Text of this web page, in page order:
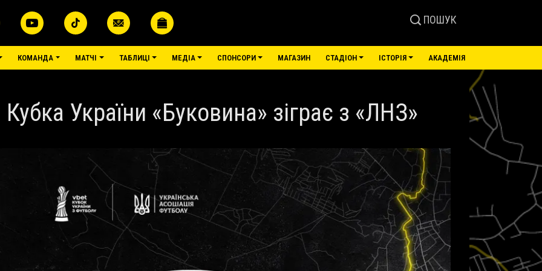
ПОШУК
КОМАНДА МАТЧІ ТАБЛИЦІ МЕДІА СПОНСОРИ МАГАЗИН СТАДІОН ІСТОРІЯ АКАДЕМІЯ
Кубка України «Буковина» зіграє з «ЛНЗ»